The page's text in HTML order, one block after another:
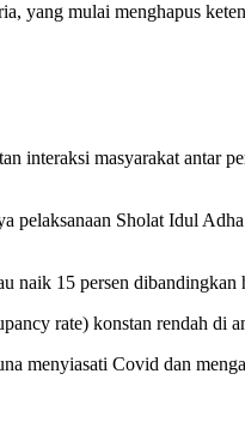
yang mulai menghapus
masyarakat antar
pelaksanaan Sholat Idul
naik 15 persen
rate) konstan rendah di
menyiasati Covid dan